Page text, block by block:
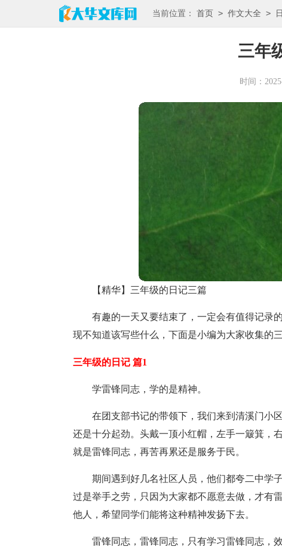
当前位置： 首页 > 作文大全 >
三年
时间：
【精华】三年级的日记三篇
有趣的一天又要结束了，一定会有值得记录
现不知道该写些什么，下面是小编为大家收集的
三年级的日记 篇1
学雷锋同志，学的是精神。
在团支部书记的带领下，我们来到清溪门小
还是十分起劲。头戴一顶小红帽，左手一簸箕，
就是雷锋同志，再苦再累还是服务于民。
期间遇到好几名社区人员，他们都夸二中学
过是举手之劳，只因为大家都不愿意去做，才有
他人，希望同学们能将这种精神发扬下去。
雷锋同志，雷锋同志，只有学习雷锋同志，